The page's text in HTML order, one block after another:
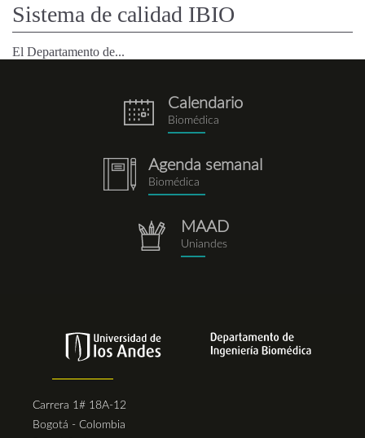
Sistema de calidad IBIO
El Departamento de...
eventos.png
Calendario
Biomédica
notebook.png
Agenda semanal
Biomédica
repositorio.png
MAAD
Uniandes
Carrera 1# 18A-12
Bogotá - Colombia